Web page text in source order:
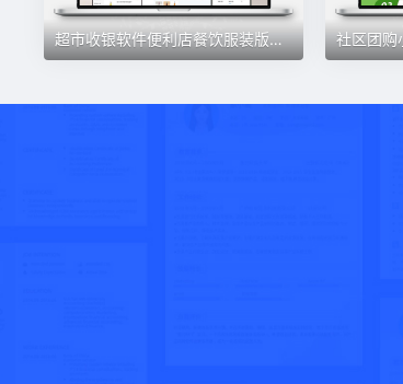
超市收银软件便利店餐饮服装版收银系统会员管理手机版收银系统